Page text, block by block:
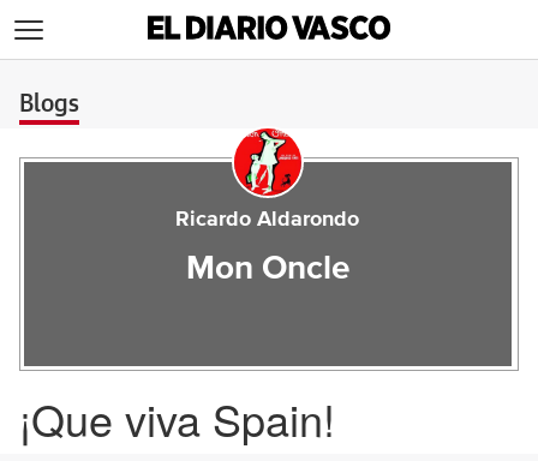
Blogs
Ricardo Aldarondo
Mon Oncle
¡Que viva Spain!